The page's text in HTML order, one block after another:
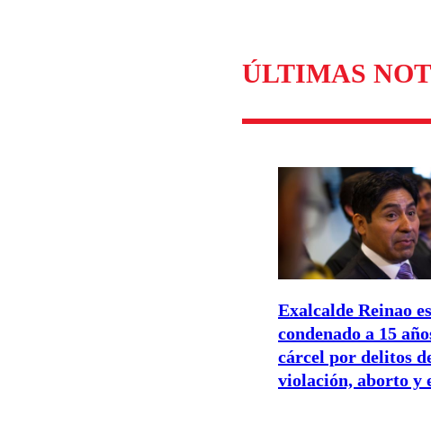
ÚLTIMAS
Exalcalde Reinao es
condenado a 15
cárcel por delitos
violación, aborto y